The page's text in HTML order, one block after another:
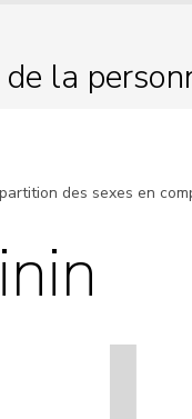
la
des sexes en